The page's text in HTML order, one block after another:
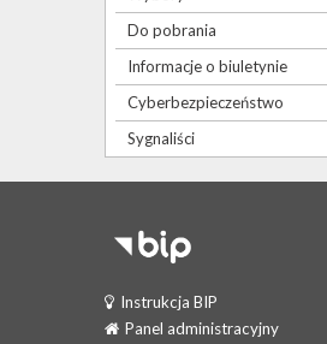
Do pobrania
Informacje o biuletynie
Cyberbezpieczeństwo
Sygnaliści
Instrukcja BIP
Panel administracyjny